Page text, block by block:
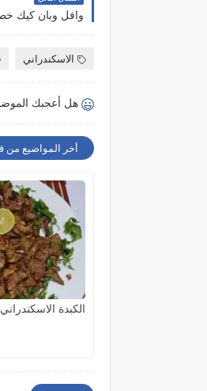
وافل وبان كيك
الاسكندراني
هل أعجبك
أخر المواضيع من
الكبدة